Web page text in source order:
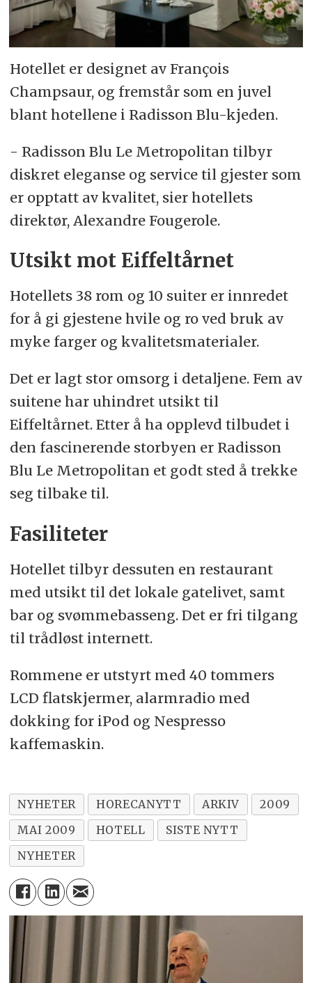
Hotellet er designet av François
Champsaur, og fremstår som en juvel
blant hotellene i Radisson Blu-kjeden.
- Radisson Blu Le Metropolitan tilbyr
diskret eleganse og service til gjester som
er opptatt av kvalitet, sier hotellets
direktør, Alexandre Fougerole.
Utsikt mot Eiffeltårnet
Hotellets 38 rom og 10 suiter er innredet
for å gi gjestene hvile og ro ved bruk av
myke farger og kvalitetsmaterialer.
Det er lagt stor omsorg i detaljene. Fem av
suitene har uhindret utsikt til
Eiffeltårnet. Etter å ha opplevd tilbudet i
den fascinerende storbyen er Radisson
Blu Le Metropolitan et godt sted å trekke
seg tilbake til.
Fasiliteter
Hotellet tilbyr dessuten en restaurant
med utsikt til det lokale gatelivet, samt
bar og svømmebasseng. Det er fri tilgang
til trådløst internett.
Rommene er utstyrt med 40 tommers
LCD flatskjermer, alarmradio med
dokking for iPod og Nespresso
kaffemaskin.
NYHETER HORECANYTT ARKIV
2009
MAI 2009
HOTELL
SISTE NYTT
NYHETER